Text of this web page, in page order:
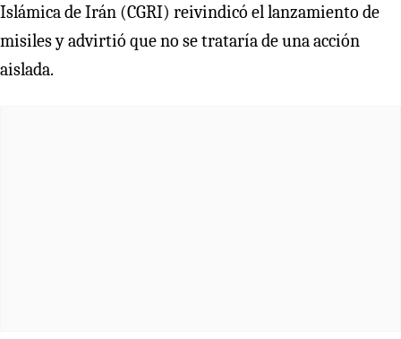
Islámica de Irán (CGRI) reivindicó el lanzamiento de
misiles y advirtió que no se trataría de una acción
aislada.